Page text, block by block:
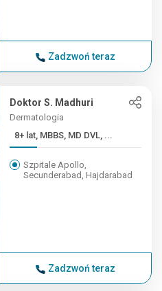
Zadzwoń teraz
Doktor S. Madhuri
Dermatologia
8+ lat, MBBS, MD DVL, ...
Szpitale Apollo,
Secunderabad, Hajdarabad
Zadzwoń teraz